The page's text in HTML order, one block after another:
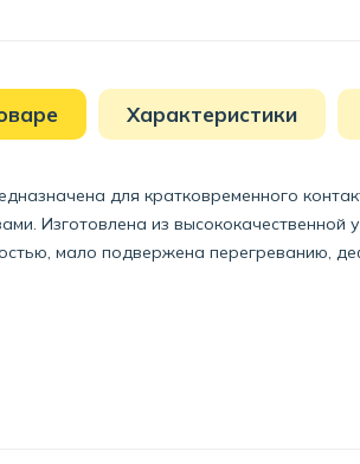
Характеристики
для кратковременного
Изготовлена из высококачественной
мало подвержена перегреванию,